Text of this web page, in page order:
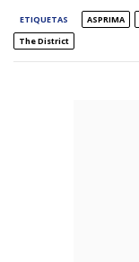
ETIQUETAS ASPRIMA
The District